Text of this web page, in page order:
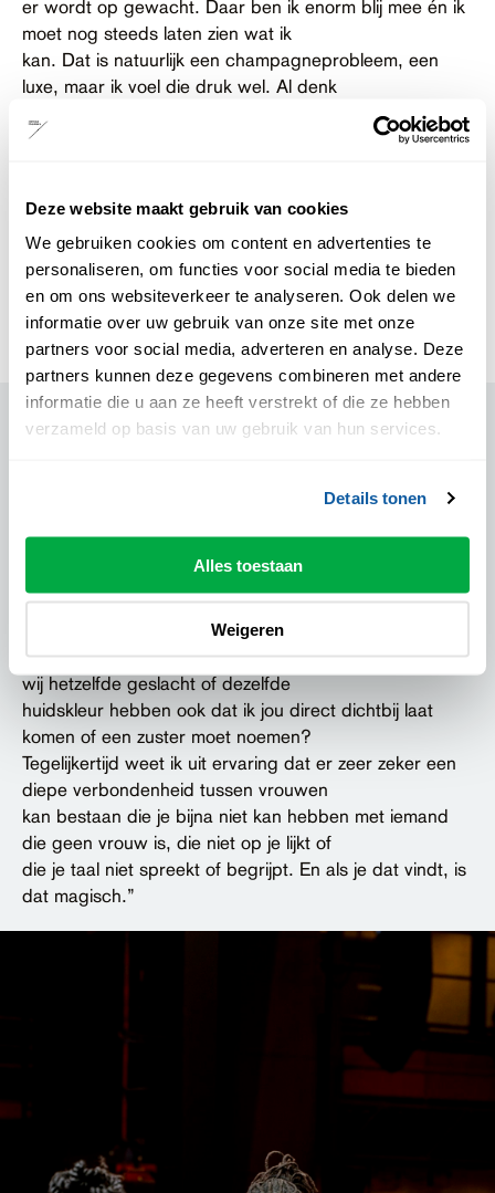
Deze website maakt gebruik van cookies
We gebruiken cookies om content en advertenties te
personaliseren, om functies voor social media te bieden
en om ons websiteverkeer te analyseren. Ook delen we
informatie over uw gebruik van onze site met onze
partners voor social media, adverteren en analyse. Deze
partners kunnen deze gegevens combineren met andere
informatie die u aan ze heeft verstrekt of die ze hebben
verzameld op basis van uw gebruik van hun services.
Details tonen
Alles toestaan
Weigeren
er wordt op gewacht. Daar ben ik enorm blij mee én ik
moet nog steeds laten zien wat ik
kan. Dat is natuurlijk een champagneprobleem, een
luxe, maar ik voel die druk wel. Al denk
ik ook dat ik deze voorstelling vooral voor mezelf maak.
Uiteindelijk gaat het over
geweest, wat ik met deze voorstelling onderzoek en
waarvan ik wil leren. Artistiek leider
Alida Dors moedigt dat ook aan: van haar mag ik
maken wat ik wil en moet maken en hoef ik
niet te herhalen wat ik eerder deed. Juist niet.”
Heb je iets moeten afleren tijdens dit maakproces?
“Dit is een voorstelling met voor mij persoonlijk
Maar acteren is altijd een persoonlijke ervaring; als ik
gevoel dat ik dat echt heb gedaan.
Die betrokkenheid bij het spel is universeel in het
theater, maar de vragen die Sisterhood
stelt zijn wel nieuw, denk ik. Zoals: betekent het feit dat
wij hetzelfde geslacht of dezelfde
huidskleur hebben ook dat ik jou direct dichtbij laat
komen of een zuster moet noemen?
Tegelijkertijd weet ik uit ervaring dat er zeer zeker een
diepe verbondenheid tussen vrouwen
kan bestaan die je bijna niet kan hebben met iemand
die geen vrouw is, die niet op je lijkt of
die je taal niet spreekt of begrijpt. En als je dat vindt, is
dat magisch.”